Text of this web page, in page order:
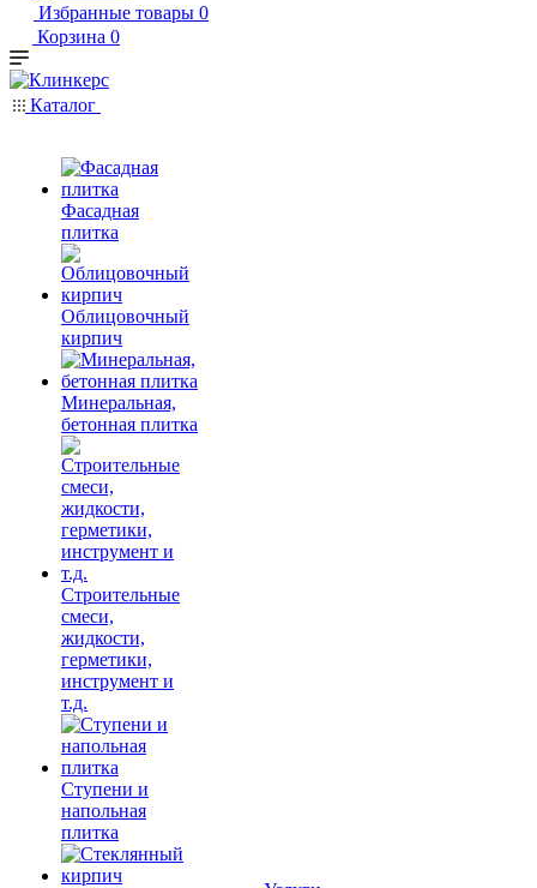
Избранные товары 0
Корзина 0
Каталог
Фасадная
плитка
Облицовочный
кирпич
Минеральная,
бетонная плитка
Строительные
смеси,
жидкости,
герметики,
инструмент и
т.д.
Ступени и
напольная
плитка